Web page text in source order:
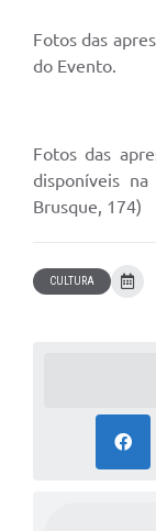
Fotos das
do Evento.
Fotos das
disponíveis
Brusque, 174)
CULTURA